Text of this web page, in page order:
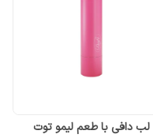
لب دافی با طعم لیمو توت